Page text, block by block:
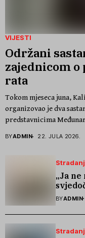
VIJESTI
Održani
zajednicom o
rata
Tokom mjeseca juna,
organizovao je dva
predstavnicima
BYADMIN 22. JULA 2026.
„Ja
BYADMIN